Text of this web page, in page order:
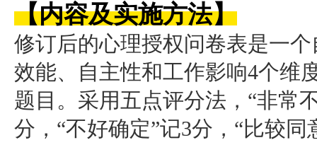
【内容及实施方法】
修订后的心理授权问卷表是一
效能、自主性和工作影响4个维
题目。采用五点评分法，“非常
分，“不好确定”记3分，“比较